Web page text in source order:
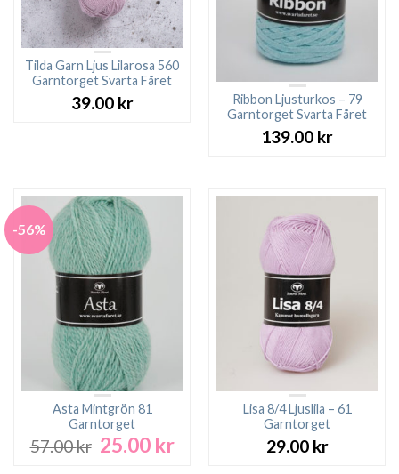
Tilda Garn Ljus Lilarosa 560
Garntorget Svarta Fåret
39.00 kr
Ribbon Ljusturkos – 79
Garntorget Svarta Fåret
139.00 kr
-56%
Asta Mintgrön 81
Garntorget
57.00kr Det
25.00 krDet
Lisa 8/4 Ljuslila – 61
Garntorget
29.00 kr